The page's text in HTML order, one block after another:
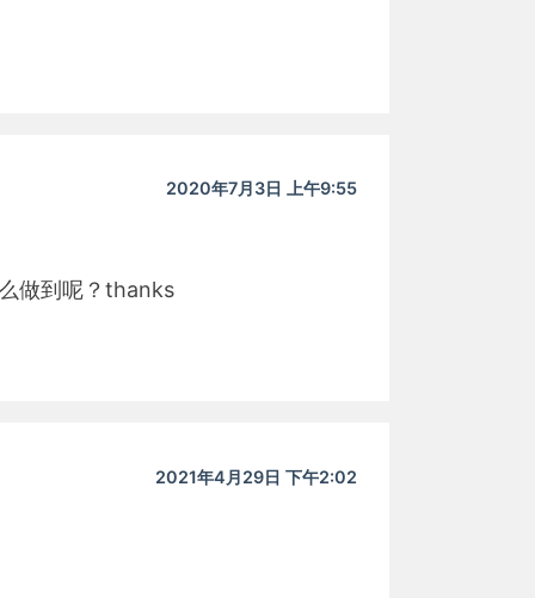
2020年7月3日 上午9:55
做到呢？thanks
2021年4月29日 下午2:02